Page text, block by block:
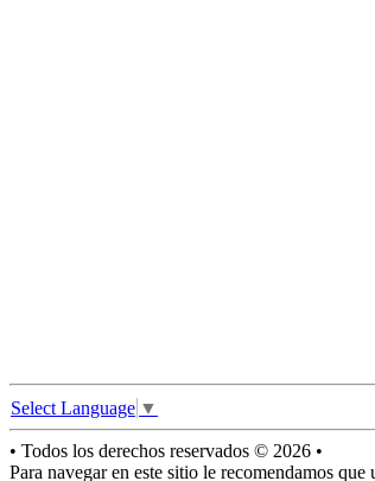
Select Language ▼
• Todos los derechos reservados © 2026 •
Para navegar en este sitio le recomendamos